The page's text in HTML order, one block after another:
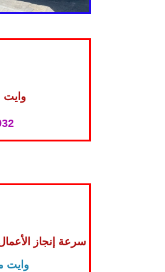
وايت
سرعة إنجاز
وايت